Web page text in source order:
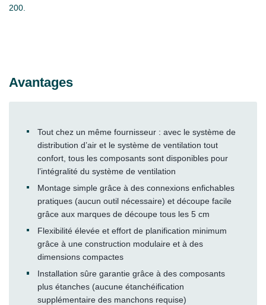
200.
Avantages
Tout chez un même fournisseur : avec le système de
distribution d’air et le système de ventilation tout
confort, tous les composants sont disponibles pour
l’intégralité du système de ventilation
Montage simple grâce à des connexions enfichables
pratiques (aucun outil nécessaire) et découpe facile
grâce aux marques de découpe tous les 5 cm
Flexibilité élevée et effort de planification minimum
grâce à une construction modulaire et à des
dimensions compactes
Installation sûre garantie grâce à des composants
plus étanches (aucune étanchéification
supplémentaire des manchons requise)